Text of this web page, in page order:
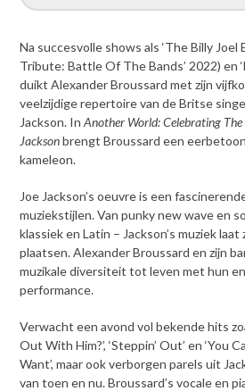
Na succesvolle shows als ‘The Billy Joel
Tribute: Battle Of The Bands’ 2022) en
duikt Alexander Broussard met zijn
veelzijdige repertoire van de Britse
Jackson. InAnother World: Celebrating The
Jacksonbrengt Broussard een
kameleon.
Joe Jackson’s oeuvre is een
muziekstijlen. Van punky new wave en
klassiek en Latin – Jackson’s muziek
plaatsen. Alexander Broussard en zijn
muzikale diversiteit tot leven met hun
performance.
Verwacht een avond vol bekende hits
Out With Him?’, ‘Steppin’ Out’ en ‘You
Want’, maar ook verborgen parels uit
van toen en nu. Broussard’s vocale en